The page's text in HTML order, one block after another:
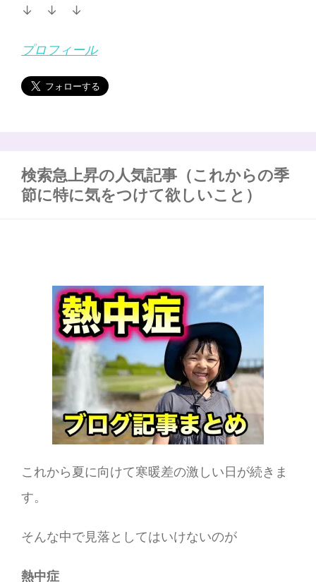
↓ ↓ ↓
プロフィール
検索急上昇の人気記事（これからの季
節に特に気をつけて欲しいこと）
これから夏に向けて寒暖差の激しい日が続きま
す。
そんな中で見落としてはいけないのが
熱中症